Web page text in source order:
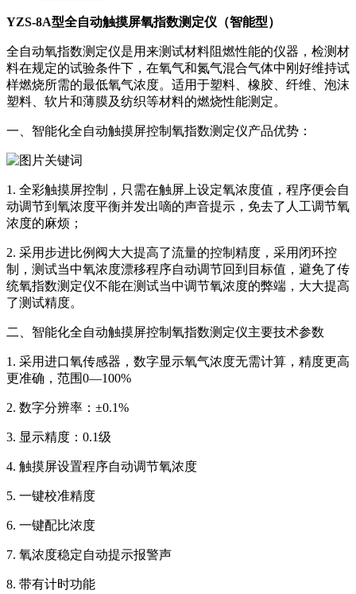
YZS-8A型全自动触摸屏氧指数测定仪（智能型）
全自动氧指数测定仪是用来测试材料阻燃性能的仪器，检测材
料在规定的试验条件下，在氧气和氮气混合气体中刚好维持试
样燃烧所需的最低氧气浓度。适用于塑料、橡胶、纤维、泡沫
塑料、软片和薄膜及纺织等材料的燃烧性能测定。
一、智能化全自动触摸屏控制氧指数测定仪产品优势：
1. 全彩触摸屏控制，只需在触屏上设定氧浓度值，程序便会自
动调节到氧浓度平衡并发出嘀的声音提示，免去了人工调节氧
浓度的麻烦；
2. 采用步进比例阀大大提高了流量的控制精度，采用闭环控
制，测试当中氧浓度漂移程序自动调节回到目标值，避免了传
统氧指数测定仪不能在测试当中调节氧浓度的弊端，大大提高
了测试精度。
二、智能化全自动触摸屏控制氧指数测定仪主要技术参数
1. 采用进口氧传感器，数字显示氧气浓度无需计算，精度更高
更准确，范围0—100%
2. 数字分辨率：±0.1%
3. 显示精度：0.1级
4. 触摸屏设置程序自动调节氧浓度
5. 一键校准精度
6. 一键配比浓度
7. 氧浓度稳定自动提示报警声
8. 带有计时功能